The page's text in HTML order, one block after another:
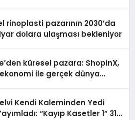
rinoplasti pazarının 2030’da
dolara ulaşması bekleniyor
küresel pazara: ShopinX,
ile gerçek dünya
Kendi Kaleminden Yedi
“Kayıp Kasetler 1” 31